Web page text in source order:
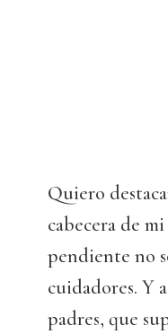
Quiero
cabecera de
pendiente no
cuidadores. Y
padres, que